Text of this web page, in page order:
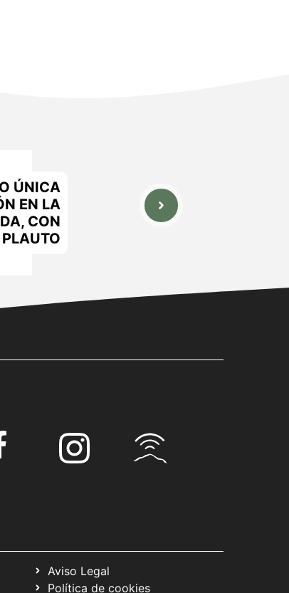
ÚNICA
EN LA
CON
Aviso Legal
Política de cookies